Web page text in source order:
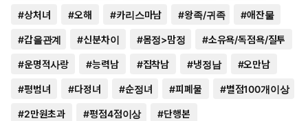
#상처녀 #오해 #카리스마남 #왕족/귀족 #애잔물
#갑을관계 #신분차이 #몸정>맘정 #소유욕/독점욕/질투
#운명적사랑 #능력남 #집착남 #냉정남 #오만남
#평범녀 #다정녀 #순정녀 #피폐물 #별점100개이상
#2만원초과 #평점4점이상 #단행본